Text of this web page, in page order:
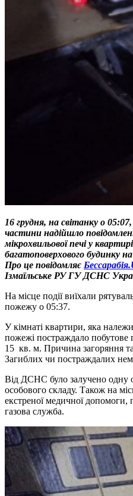
16 грудня, на світанку о
частини надійшло
мікрохвильової печі у
багатоповерхового будинку
Про це повідомляє
Ізмаїльське РУ ГУ ДСНС
На місце події виїхали
пожежу о 05:37.
У кімнаті квартири, яка
пожежі постраждало побутове
15 кв. м. Причина загоряння
Загиблих чи постраждалих
Від ДСНС було залучено одну
особового складу. Також на
екстреної медичної допомоги,
газова служба.